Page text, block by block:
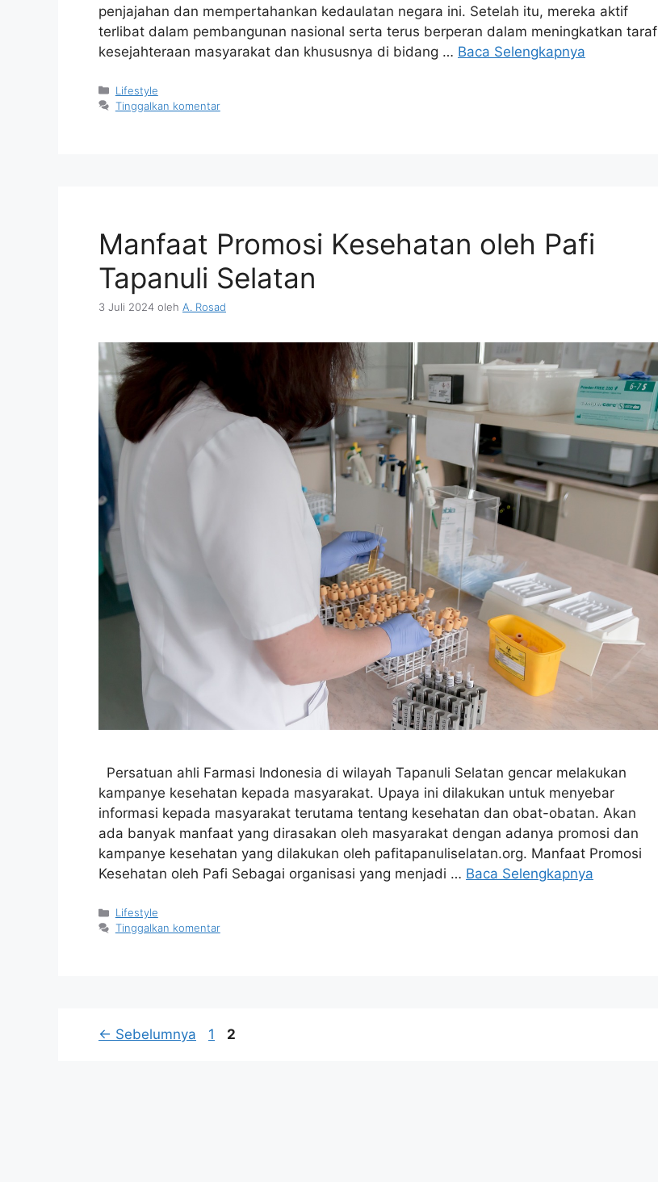
penjajahan dan mempertahankan kedaulatan negara ini. Setelah itu, mereka aktif
terlibat dalam pembangunan nasional serta terus berperan dalam meningkatkan taraf
kesejahteraan masyarakat dan khususnya di bidang … Baca Selengkapnya
Kategori
Lifestyle
Tinggalkan komentar
Manfaat Promosi Kesehatan oleh Pafi
Tapanuli Selatan
3 Juli 2024 oleh A. Rosad
Persatuan ahli Farmasi Indonesia di wilayah Tapanuli Selatan gencar melakukan
kampanye kesehatan kepada masyarakat. Upaya ini dilakukan untuk menyebar
informasi kepada masyarakat terutama tentang kesehatan dan obat-obatan. Akan
ada banyak manfaat yang dirasakan oleh masyarakat dengan adanya promosi dan
kampanye kesehatan yang dilakukan oleh pafitapanuliselatan.org. Manfaat Promosi
Kesehatan oleh Pafi Sebagai organisasi yang menjadi … Baca Selengkapnya
Kategori
Lifestyle
Tinggalkan komentar
← Sebelumnya Halaman
1 Halaman
2